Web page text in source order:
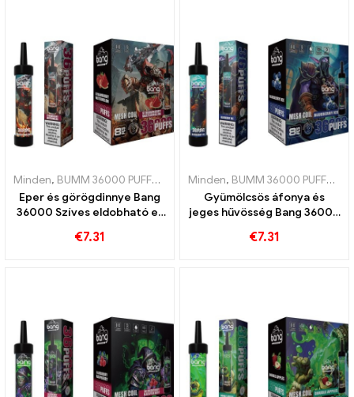
Minden, BUMM 36000 PUFFOK Eldobható e-cigaretta,Eldobható
Eper és görögdinnye Bang
36000 Szíves eldobható e-
az intenzív élvezet
€7.31
Minden, BUMM 36000 PUFFOK
Gyümölcsös áfonya és
jeges hűvösség Bang 36000
cigaretta az egyedülálló
€7.31